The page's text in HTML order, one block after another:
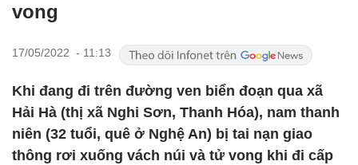
vong
17/05/2022 - 11:13
Khi đang đi trên đường ven biển đoạn qua xã
Hải Hà (thị xã Nghi Sơn, Thanh Hóa), nam thanh
niên (32 tuổi, quê ở Nghệ An) bị tai nạn giao
thông rơi xuống vách núi và tử vong khi đi cấp